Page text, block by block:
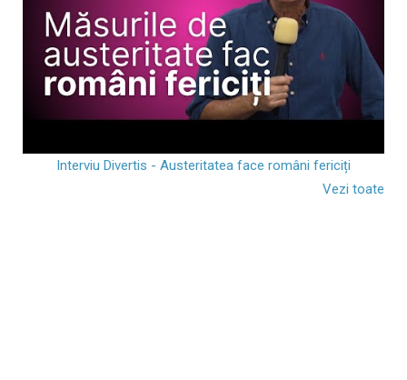
Interviu Divertis - Austeritatea face români fericiți
Vezi toate